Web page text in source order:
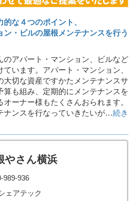
な４つのポイント、
ン・ビルの屋根メンテナンスを行う
アパート・マンション、ビルなど
います。アパート・マンション、
大切な資産ですかたメンテナンスサ
算も組み、定期的にメンテナンスを
オーナー様もたくさんおられます。
ンスを行なっていきたいが…続き
やさん横浜
989-936
ェアテック